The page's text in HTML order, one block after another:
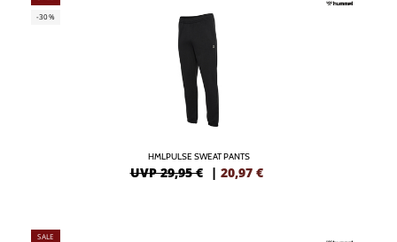
-30%
HMLPULSE SWEAT PANTS
UVP 29,95 € | 20,97 €
SALE